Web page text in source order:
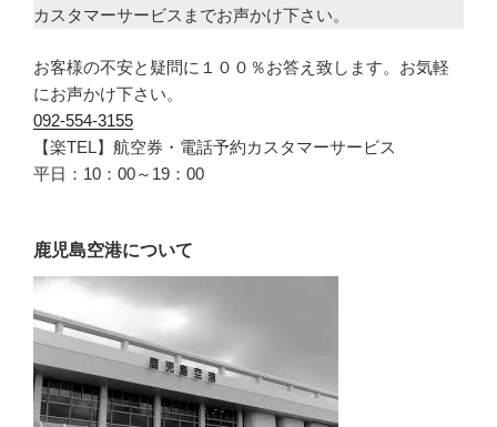
カスタマーサービスまでお声かけ下さい。
お客様の不安と疑問に１００％お答え致します。お気軽
にお声かけ下さい。
092-554-3155
【楽TEL】航空券・電話予約カスタマーサービス
平日：10：00～19：00
鹿児島空港について